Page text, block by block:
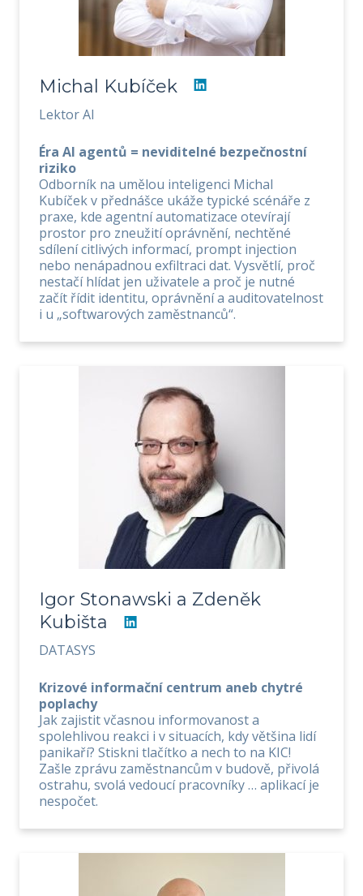
Michal Kubíček
Lektor AI
Éra AI agentů = neviditelné bezpečnostní
riziko
Odborník na umělou inteligenci Michal
Kubíček v přednášce ukáže typické scénáře z
praxe, kde agentní automatizace otevírají
prostor pro zneužití oprávnění, nechtěné
sdílení citlivých informací, prompt injection
nebo nenápadnou exfiltraci dat. Vysvětlí, proč
nestačí hlídat jen uživatele a proč je nutné
začít řídit identitu, oprávnění a auditovatelnost
i u „softwarových zaměstnanců“.
Igor Stonawski a Zdeněk
Kubišta
DATASYS
Krizové informační centrum aneb chytré
poplachy
Jak zajistit včasnou informovanost a
spolehlivou reakci i v situacích, kdy většina lidí
panikaří? Stiskni tlačítko a nech to na KIC!
Zašle zprávu zaměstnancům v budově, přivolá
ostrahu, svolá vedoucí pracovníky … aplikací je
nespočet.